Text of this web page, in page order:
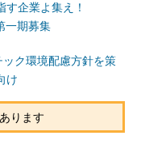
す企業よ集え！
一期募集
ク環境配慮方針を策
け
ります